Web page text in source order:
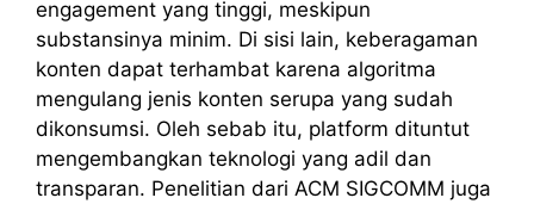
engagement yang tinggi, meskipun
substansinya minim. Di sisi lain, keberagaman
konten dapat terhambat karena algoritma
mengulang jenis konten serupa yang sudah
dikonsumsi. Oleh sebab itu, platform dituntut
mengembangkan teknologi yang adil dan
transparan. Penelitian dari ACM SIGCOMM juga